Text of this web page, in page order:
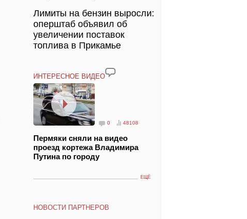
Лимиты на бензин выросли:
оперштаб объявил об
увеличении поставок
топлива в Прикамье
ИНТЕРЕСНОЕ ВИДЕО
0 48108
Пермяки сняли на видео
проезд кортежа Владимира
Путина по городу
ЕЩЁ
НОВОСТИ ПАРТНЕРОВ